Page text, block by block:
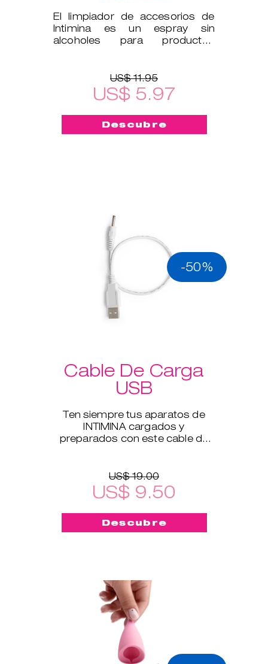
El limpiador de accesorios de
Intimina es un espray sin
alcoholes para productos
US$ 11.95
US$ 5.97
Descubre
-50%
Cable De Carga
USB
Ten siempre tus aparatos de
INTIMINA cargados y
preparados con este cable de
electrónicos
US$ 19.00
US$ 9.50
Descubre